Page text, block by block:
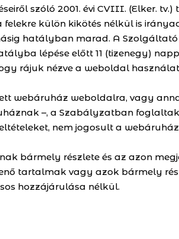
szóló 2001. évi CVIII. (Elker. tv.)
felekre külön kikötés nélkül is
hatályban marad. A
lépése előtt 11 (tizenegy)
rájuk nézve a weboldal
webáruház weboldalra, vagy
–, a Szabályzatban
nem jogosult a
bármely részlete és az azon
tartalmak vagy azok bármely
hozzájárulása nélkül.